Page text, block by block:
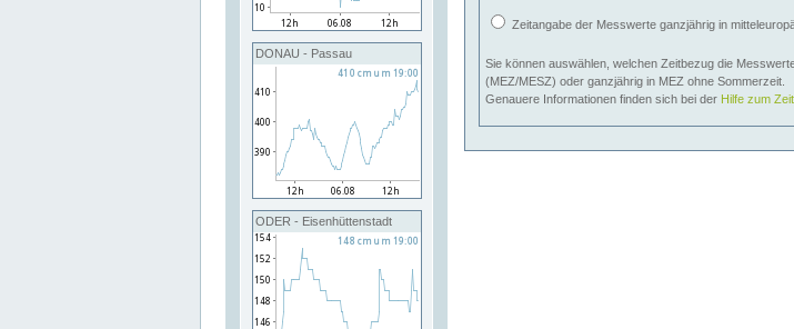
DONAU - Passau
ODER - Eisenhüttenstadt
Zeitangabe der Messwerte ganzjährig in
Sie können auswählen, welchen Zeitbezug die
(MEZ/MESZ) oder ganzjährig in MEZ ohne Sommerzeit.
Genauere Informationen finden sich bei der Hilfe zum